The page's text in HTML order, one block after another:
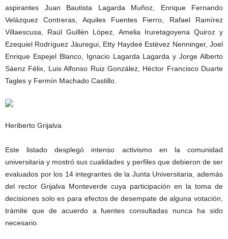
aspirantes Juan Bautista Lagarda Muñoz, Enrique Fernando
Velázquez Contreras, Aquiles Fuentes Fierro, Rafael Ramírez
Villaescusa, Raúl Guillén López, Amelia Iruretagoyena Quiroz y
Ezequiel Rodríguez Jáuregui, Etty Haydeé Estévez Nenninger, Joel
Enrique Espejel Blanco, Ignacio Lagarda Lagarda y Jorge Alberto
Sáenz Félix, Luis Alfonso Ruiz González, Héctor Francisco Duarte
Tagles y Fermín Machado Castillo.
Heriberto Grijalva
Este listado desplegó intenso activismo en la comunidad
universitaria y mostró sus cualidades y perfiles que debieron de ser
evaluados por los 14 integrantes de la Junta Universitaria, además
del rector Grijalva Monteverde cuya participación en la toma de
decisiones solo es para efectos de desempate de alguna votación,
trámite que de acuerdo a fuentes consultadas nunca ha sido
necesario.